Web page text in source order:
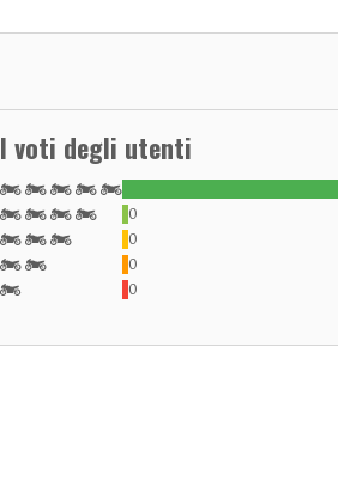
I voti degli utenti
0
0
0
0